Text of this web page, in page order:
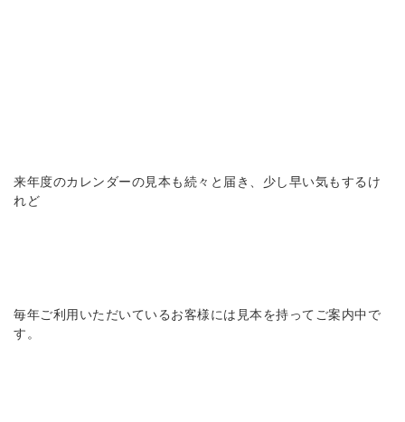
来年度のカレンダーの見本も続々と届き、少し早い気もするけ
れど
毎年ご利用いただいているお客様には見本を持ってご案内中で
す。